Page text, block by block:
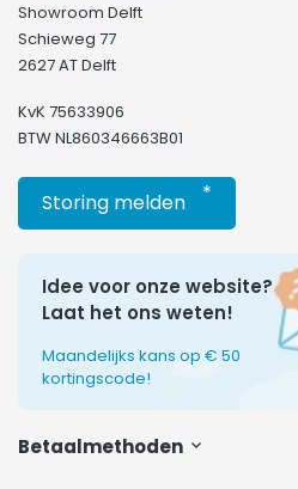
Showroom Delft
Schieweg 77
2627 AT Delft
KvK 75633906
BTW NL860346663B01
Storing melden *
Idee voor onze website?
Laat het ons weten!
Maandelijks kans op € 50
kortingscode!
Betaalmethoden